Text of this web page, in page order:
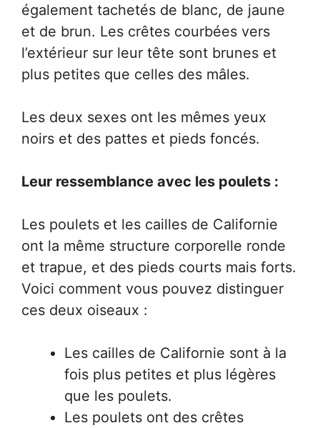
également tachetés de blanc, de jaune
et de brun. Les crêtes courbées vers
l’extérieur sur leur tête sont brunes et
plus petites que celles des mâles.
Les deux sexes ont les mêmes yeux
noirs et des pattes et pieds foncés.
Leur ressemblance avec les poulets :
Les poulets et les cailles de Californie
ont la même structure corporelle ronde
et trapue, et des pieds courts mais forts.
Voici comment vous pouvez distinguer
ces deux oiseaux :
Les cailles de Californie sont à la
fois plus petites et plus légères
que les poulets.
Les poulets ont des crêtes